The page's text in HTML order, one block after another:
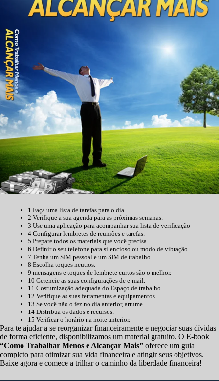
1 Faça uma lista de tarefas para o dia.
2 Verifique a sua agenda para as próximas semanas.
3 Use uma aplicação para acompanhar sua lista de verificação
4 Configurar lembretes de reuniões e tarefas.
5 Prepare todos os materiais que você precisa.
6 Definir o seu telefone para silencioso ou modo de vibração.
7 Tenha um SIM pessoal e um SIM de trabalho.
8 Escolha toques neutros.
9 mensagens e toques de lembrete curtos são o melhor.
10 Gerencie as suas configurações de e-mail.
11 Costumização adequada do Espaço de trabalho.
12 Verifique as suas ferramentas e equipamentos.
13 Se você não o fez no dia anterior, arrume.
14 Distribua os dados e recursos.
15 Verificar o horário na noite anterior.
Para te ajudar a se reorganizar financeiramente e negociar suas dívidas
de forma eficiente, disponibilizamos um material gratuito. O E-book
“Como Trabalhar Menos e Alcançar Mais” oferece um guia
completo para otimizar sua vida financeira e atingir seus objetivos.
Baixe agora e comece a trilhar o caminho da liberdade financeira!